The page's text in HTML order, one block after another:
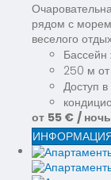
рядом с
веселого
Бассейн
250 м
Доступ
от 55 € / ночь